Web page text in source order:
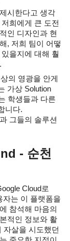
시한다고 생각
희에게 큰 도전
인 디자인과 현
, 저희 팀이 어떻
을지에 대해 훨
의 영광을 안게
가상 Solution
학생들과 다른
니다.
그들의 솔루션
- 순천
Cloud로
자는 이 플랫폼을
참석해 마음의
적인 정보와 활
자살을 시도했던